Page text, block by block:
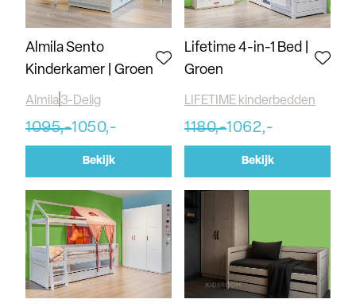
Almila Sento
Kinderkamer | Groen
Almila 3-Delig
1095,-1050,-
Bekijk
Lifetime 4-in-1 Bed |
Groen
LIFETIME kinderbedden
1180,-1062,-
Bekijk